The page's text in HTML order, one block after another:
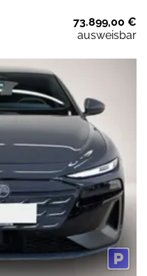
73.899,00 €
ausweisbar